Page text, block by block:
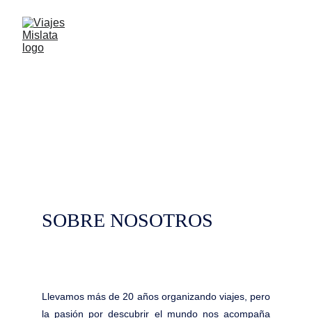
SOBRE NOSOTROS
Llevamos más de 20 años organizando viajes, pero
la pasión por descubrir el mundo nos acompaña